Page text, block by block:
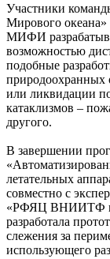
Участники
Мирового
МИФИ
возможностью
подобные
природоохранных
или ликвидации
катаклизмов –
другого.
В завершении
летательных
совместно с
«РФЯЦ ВНИИТФ
разработала
слежения за
использующего